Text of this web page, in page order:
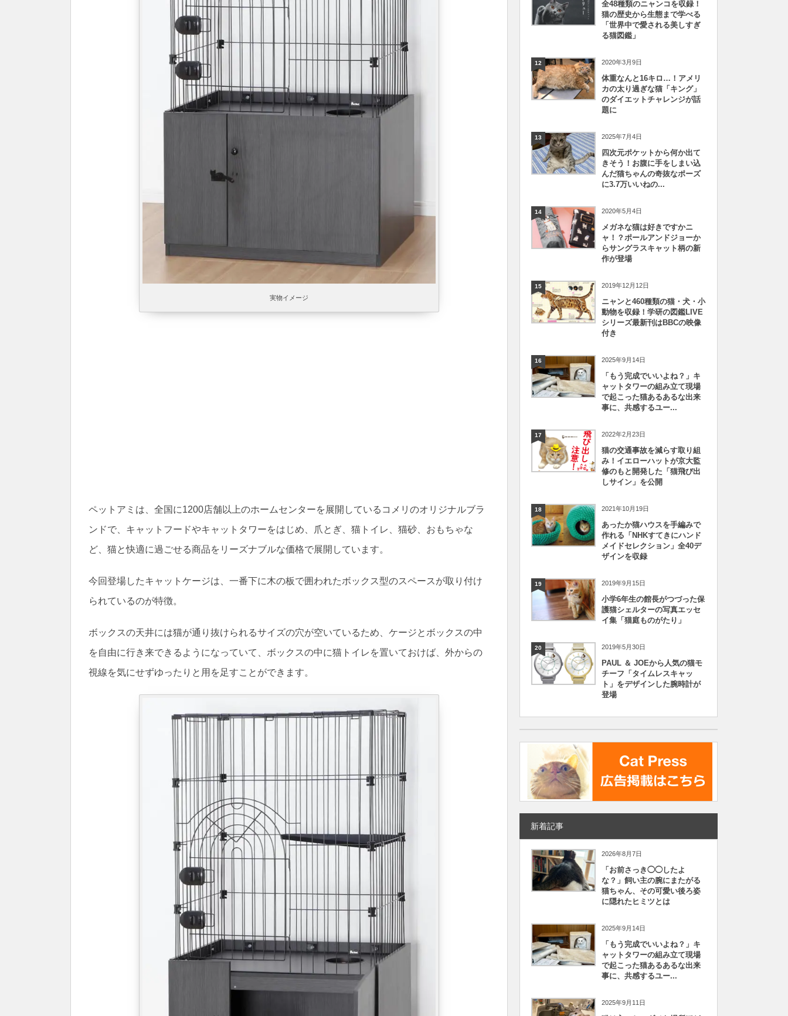
実物イメージ
ペットアミは、全国に1200店舗以上のホームセンターを展開しているコメリのオリジナルブラ
ンドで、キャットフードやキャットタワーをはじめ、爪とぎ、猫トイレ、猫砂、おもちゃな
ど、猫と快適に過ごせる商品をリーズナブルな価格で展開しています。
今回登場したキャットケージは、一番下に木の板で囲われたボックス型のスペースが取り付け
られているのが特徴。
ボックスの天井には猫が通り抜けられるサイズの穴が空いているため、ケージとボックスの中
を自由に行き来できるようになっていて、ボックスの中に猫トイレを置いておけば、外からの
視線を気にせずゆったりと用を足すことができます。
全48種類のニャンコを収録！
猫の歴史から生態まで学べる
「世界中で愛される美しすぎ
る猫図鑑」
12 2020年3月9日
体重なんと16キロ…！アメリ
カの太り過ぎな猫「キング」
のダイエットチャレンジが話
題に
13 2025年7月4日
四次元ポケットから何か出て
きそう！お腹に手をしまい込
んだ猫ちゃんの奇抜なポーズ
に3.7万いいねの...
14 2020年5月4日
メガネな猫は好きですかニ
ャ！？ポールアンドジョーか
らサングラスキャット柄の新
作が登場
15 2019年12月12日
ニャンと460種類の猫・犬・小
動物を収録！学研の図鑑LIVE
シリーズ最新刊はBBCの映像
付き
16 2025年9月14日
「もう完成でいいよね？」キ
ャットタワーの組み立て現場
で起こった猫あるあるな出来
事に、共感するユー...
17 2022年2月23日
猫の交通事故を減らす取り組
み！イエローハットが京大監
修のもと開発した「猫飛び出
しサイン」を公開
18 2021年10月19日
あったか猫ハウスを手編みで
作れる「NHKすてきにハンド
メイドセレクション」全40デ
ザインを収録
19 2019年9月15日
小学6年生の館長がつづった保
護猫シェルターの写真エッセ
イ集「猫庭ものがたり」
20 2019年5月30日
PAUL ＆ JOEから人気の猫モ
チーフ「タイムレスキャッ
ト」をデザインした腕時計が
登場
新着記事
2026年8月7日
「お前さっき◯◯したよ
な？」飼い主の腕にまたがる
猫ちゃん、その可愛い後ろ姿
に隠れたヒミツとは
2025年9月14日
「もう完成でいいよね？」キ
ャットタワーの組み立て現場
で起こった猫あるあるな出来
事に、共感するユー...
2025年9月11日